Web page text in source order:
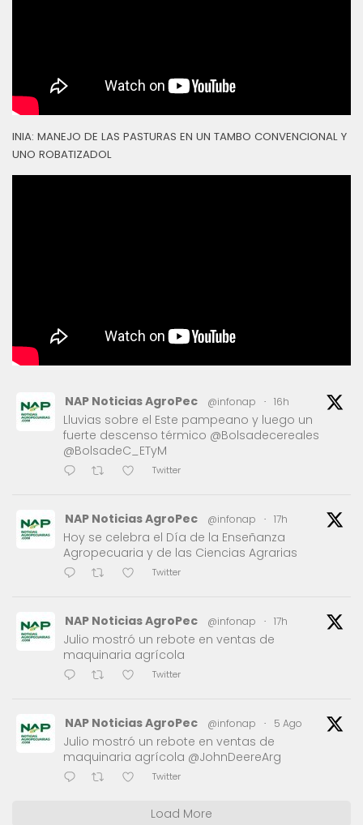
INIA: MANEJO DE LAS PASTURAS EN UN TAMBO CONVENCIONAL Y
UNO ROBATIZADOL
NAP Noticias AgroPec @infonap · 16h
Lluvias sobre el Este pampeano y luego un
fuerte descenso térmico @Bolsadecereales
@BolsadeC_ETyM
Twitter
NAP Noticias AgroPec @infonap · 17h
Hoy se celebra el Día de la Enseñanza
Agropecuaria y de las Ciencias Agrarias
Twitter
NAP Noticias AgroPec @infonap · 17h
Julio mostró un rebote en ventas de
maquinaria agrícola
Twitter
NAP Noticias AgroPec @infonap · 5 Ago
Julio mostró un rebote en ventas de
maquinaria agrícola @JohnDeereArg
Twitter
Load More